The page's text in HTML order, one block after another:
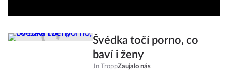
Švédka točí porno, co
baví i ženy
Jn TroppZaujalo nás